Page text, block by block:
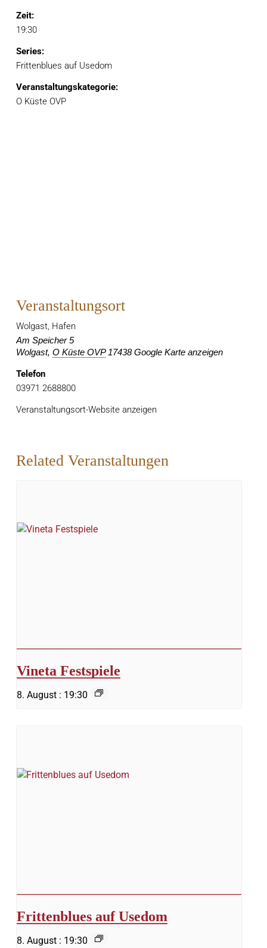
Zeit:
19:30
Series:
Frittenblues auf Usedom
Veranstaltungskategorie:
O Küste OVP
Veranstaltungsort
Wolgast, Hafen
Am Speicher 5
Wolgast, O Küste OVP 17438 Google Karte anzeigen
Telefon
03971 2688800
Veranstaltungsort-Website anzeigen
Related Veranstaltungen
Vineta Festspiele
8. August : 19:30
Frittenblues auf Usedom
8. August : 19:30